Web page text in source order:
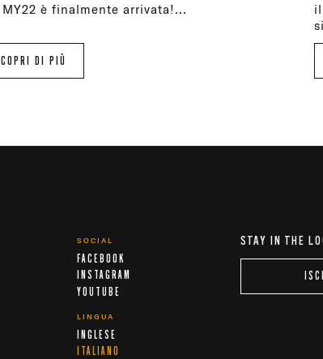
MY22 è finalmente arrivata!...
DI PIÙ
SOCIAL
FACEBOOK
INSTAGRAM
YOUTUBE
LINGUA
INGLESE
ITALIANO
STAY IN THE